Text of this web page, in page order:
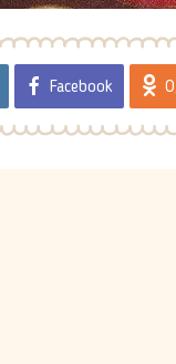
Facebook